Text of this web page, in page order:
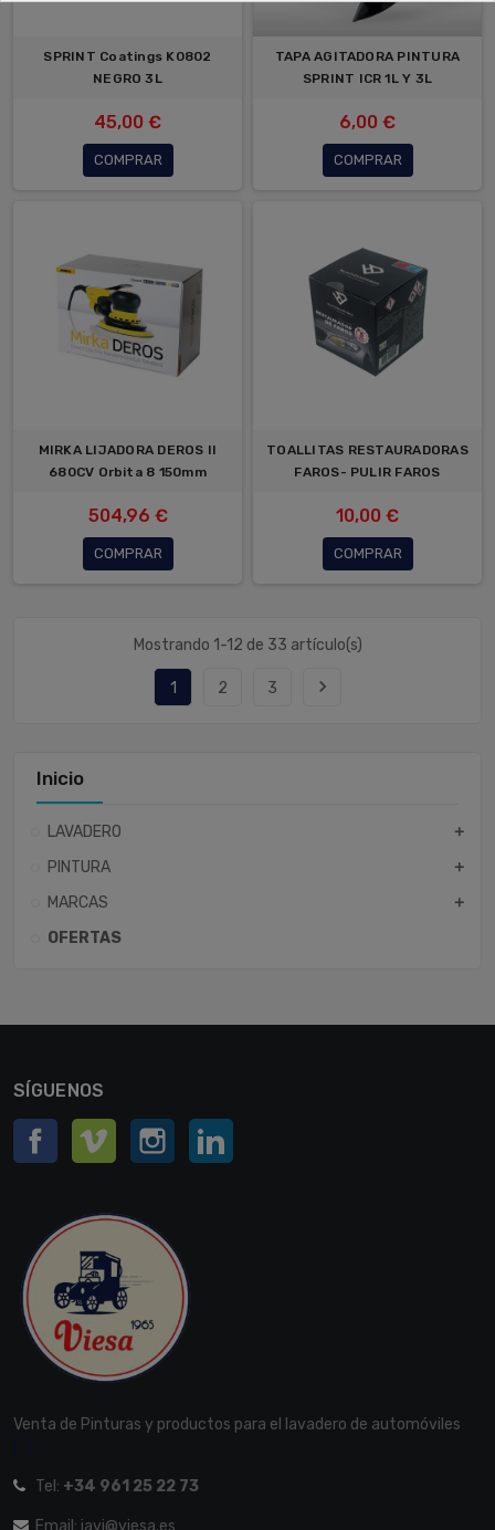
Inicio
LAVADERO add
PINTURA add
MARCAS add
OFERTAS
SPRINT Coatings K0802
NEGRO 3L
45,00 €
COMPRAR
TAPA AGITADORA PINTURA
SPRINT ICR 1L Y 3L
6,00 €
COMPRAR
MIRKA LIJADORA DEROS II
680CV Orbita 8 150mm
504,96 €
COMPRAR
TOALLITAS RESTAURADORAS
FAROS- PULIR FAROS
10,00 €
COMPRAR
Mostrando 1-12 de 33 artículo(s)
1 2 3 navigate_next
SÍGUENOS
Facebook Vimeo Instagram
Venta de Pinturas y productos para el lavadero de automóviles
Tel: +34 961 25 22 73
Email: javi@viesa.es